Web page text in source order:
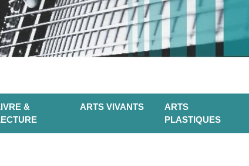
&
ARTS VIVANTS
ARTS
PLASTIQUES